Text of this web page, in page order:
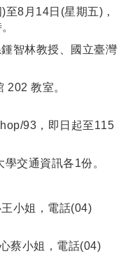
8月14日(星期五)，
智林教授、國立臺灣
202 教室。
93，即日起至115
交通資訊各1份。
小姐，電話(04)
蔡小姐，電話(04)